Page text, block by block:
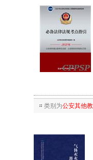
类别为公安其他